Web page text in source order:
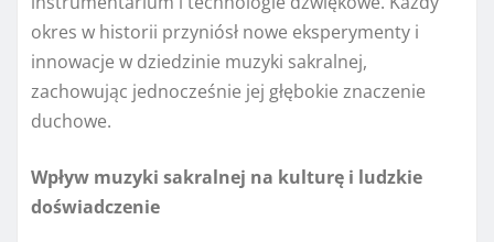
okres w historii przyniósł nowe eksperymenty i
innowacje w dziedzinie muzyki sakralnej,
zachowując jednocześnie jej głębokie znaczenie
duchowe.
Wpływ muzyki sakralnej na kulturę i ludzkie
doświadczenie